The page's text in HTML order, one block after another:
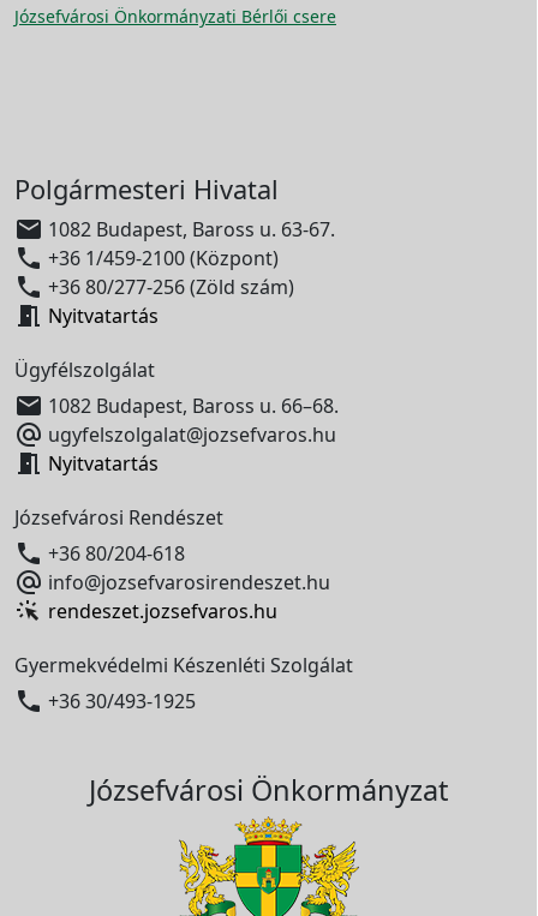
Józsefvárosi Önkormányzati Bérlői csere
Polgármesteri Hivatal
 1082 Budapest, Baross u. 63-67.
 +36 1/459-2100 (Központ)
 +36 80/277-256 (Zöld szám)
 Nyitvatartás
Ügyfélszolgálat
 1082 Budapest, Baross u. 66–68.
 ugyfelszolgalat@jozsefvaros.hu
 Nyitvatartás
Józsefvárosi Rendészet
 +36 80/204-618
 info@jozsefvarosirendeszet.hu
rendeszet.jozsefvaros.hu
Gyermekvédelmi Készenléti Szolgálat
 +36 30/493-1925
Józsefvárosi Önkormányzat